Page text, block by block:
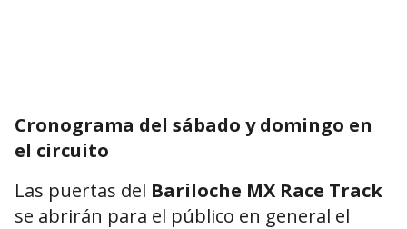
Cronograma del sábado y domingo en
el circuito
Las puertas del Bariloche MX Race Track
se abrirán para el público en general el